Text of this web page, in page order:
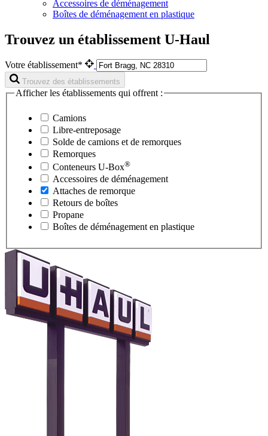
Accessoires de déménagement
Boîtes de déménagement en plastique
Trouvez un établissement U-Haul
Votre établissement*
Trouvez des établissements
Afficher les établissements qui offrent :
Camions
Libre-entreposage
Solde de camions et de remorques
Remorques
Conteneurs U-Box®
Accessoires de déménagement
Attaches de remorque
Retours de boîtes
Propane
Boîtes de déménagement en plastique